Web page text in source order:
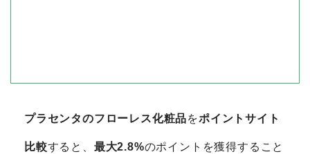
プラセンタのフローレス化粧品をポイントサイト
比較すると、 最大2.8%のポイントを獲得すること